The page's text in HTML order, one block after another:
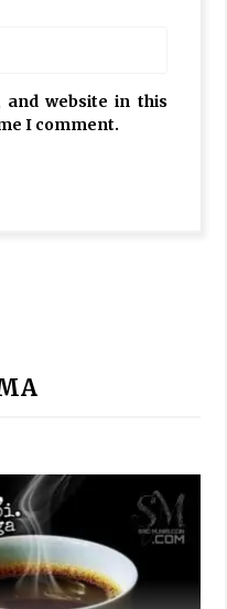
and website in this
I comment.